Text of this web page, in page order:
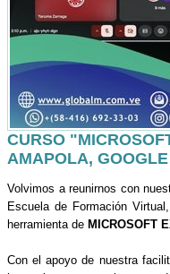
CURSO
AMAPOLA,
Volvimos a reunirnos con
Escuela de Formación
herramienta de MICROSOFT
Con el apoyo de nuestra